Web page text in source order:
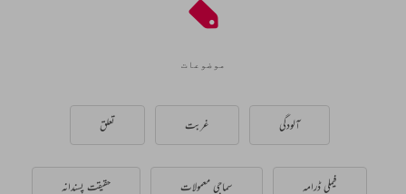
موضوعات
آلودگی غربت تعلق
فیملی ڈرامہ سماجی معمولات حقیقت پسندانہ